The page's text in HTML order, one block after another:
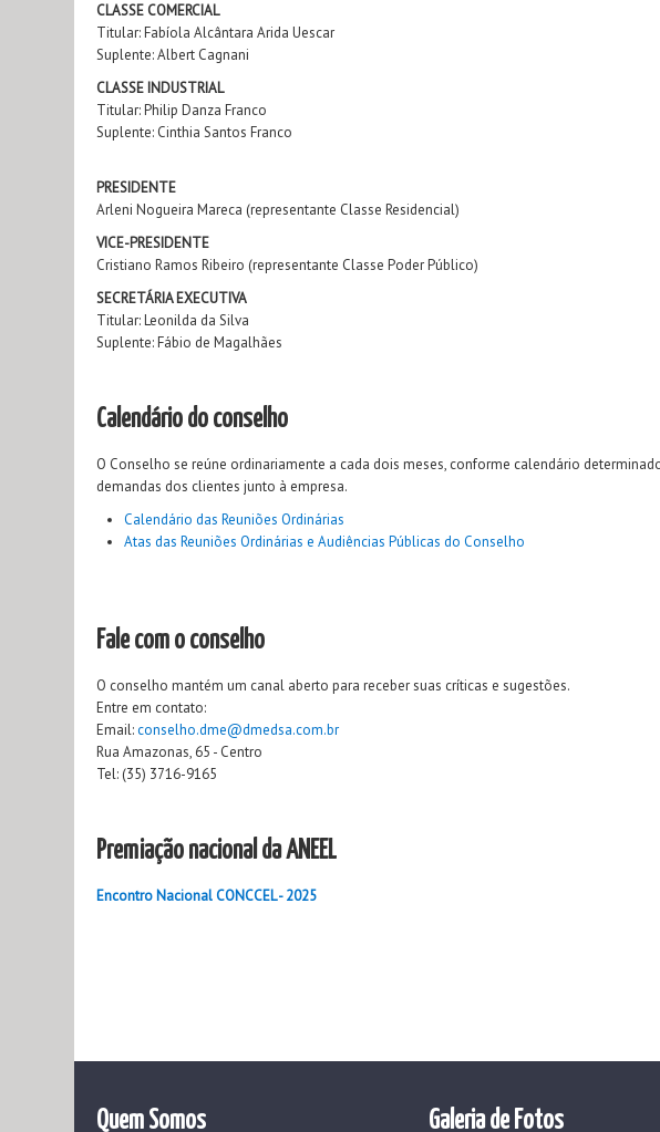
CLASSE COMERCIAL
Titular: Fabíola Alcântara Arida Uescar
Suplente: Albert Cagnani
CLASSE INDUSTRIAL
Titular: Philip Danza Franco
Suplente: Cinthia Santos Franco
PRESIDENTE
Arleni Nogueira Mareca (representante Classe Residencial)
VICE-PRESIDENTE
Cristiano Ramos Ribeiro (representante Classe Poder Público)
SECRETÁRIA EXECUTIVA
Titular: Leonilda da Silva
Suplente: Fábio de Magalhães
Calendário do conselho
O Conselho se reúne ordinariamente a cada dois meses, conforme calendário
demandas dos clientes junto à empresa.
Calendário das Reuniões Ordinárias
Atas das Reuniões Ordinárias e Audiências Públicas do Conselho
Fale com o conselho
O conselho mantém um canal aberto para receber suas críticas e sugestões.
Entre em contato:
Email:conselho.dme@dmedsa.com.br
Rua Amazonas, 65 - Centro
Tel: (35) 3716-9165
Premiação nacional da ANEEL
Encontro Nacional CONCCEL - 2025
Quem Somos Galeria de Fotos